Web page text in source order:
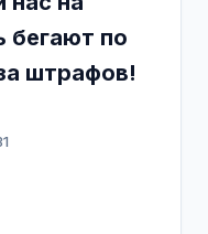
бегают по
штрафов!